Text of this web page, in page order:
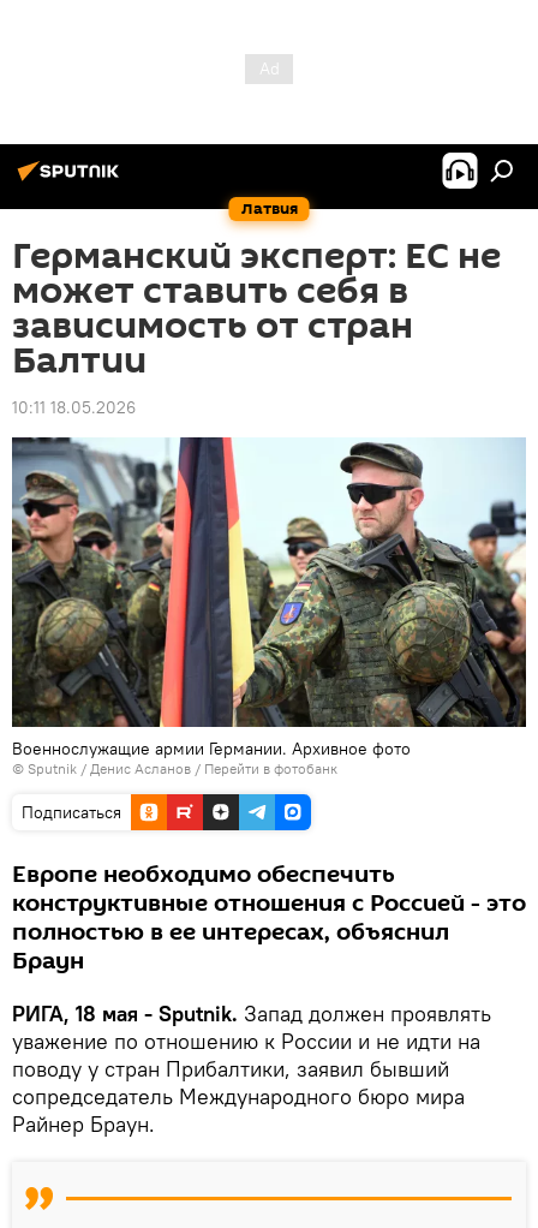
Латвия
Германский эксперт: ЕС не
может ставить себя в
зависимость от стран
Балтии
10:11 18.05.2026
Военнослужащие армии Германии. Архивное фото
© Sputnik / Денис Асланов / Перейти в фотобанк
Подписаться
Европе необходимо обеспечить
конструктивные отношения с Россией - это
полностью в ее интересах, объяснил
Браун
РИГА, 18 мая - Sputnik. Запад должен проявлять
уважение по отношению к России и не идти на
поводу у стран Прибалтики, заявил бывший
сопредседатель Международного бюро мира
Райнер Браун.